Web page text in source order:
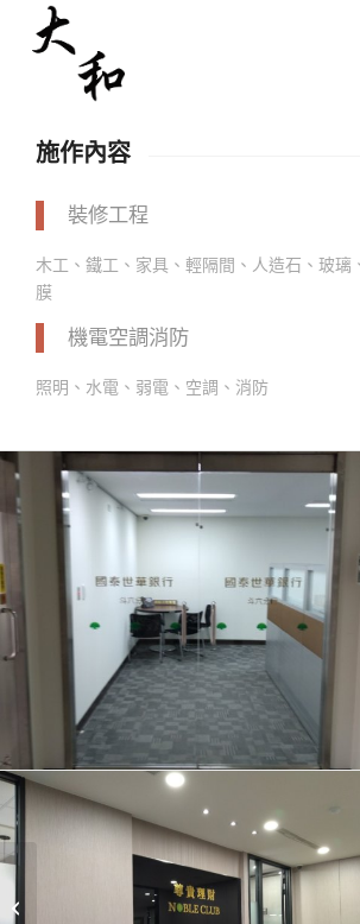
施作內容
裝修工程
木工、鐵工、家具、輕隔間、人造石、玻
膜
機電空調消防
照明、水電、弱電、空調、消防
新光銀行屏東分行1F、
2F理專區裝修工程